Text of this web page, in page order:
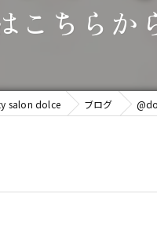
こちらか
salon dolce ブログ